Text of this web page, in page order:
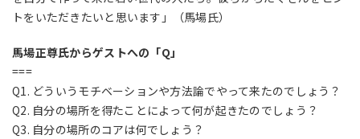
トをいただきたいと思います」（馬場氏）
馬場正尊氏からゲストへの「Q」
===
Q1. どういうモチベーションや方法論でやって来たのでしょう？
Q2. 自分の場所を得たことによって何が起きたのでしょう？
Q3. 自分の場所のコアは何でしょう？